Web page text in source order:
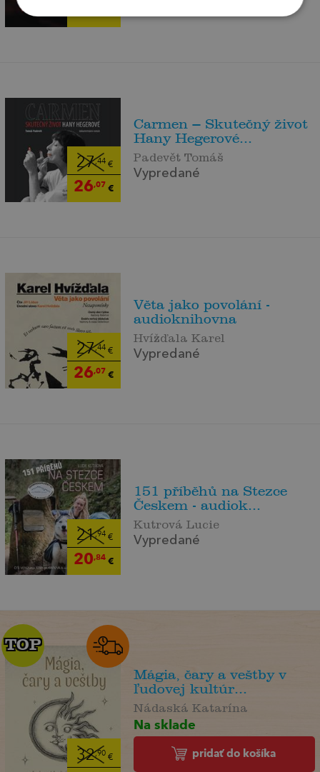
27,44€
26,07 €
Carmen – Skutečný život
Hany Hegerové...
Padevět Tomáš
Vypredané
27,44€
26,07 €
Věta jako povolání -
audioknihovna
Hvížďala Karel
Vypredané
21,94€
20,84€
151 příběhů na Stezce
Českem - audiok...
Kutrová Lucie
Vypredané
32,90€
TOP
TOP
Mágia, čary a veštby v
ľudovej kultúr...
Nádaská Katarína
Na sklade
pridať do košíka